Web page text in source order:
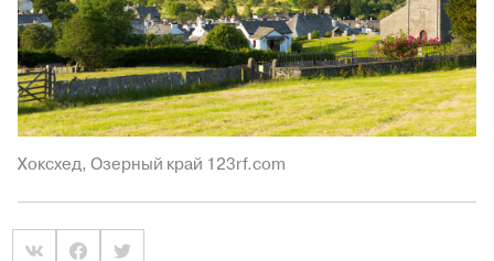
Хоксхед, Озерный край 123rf.com